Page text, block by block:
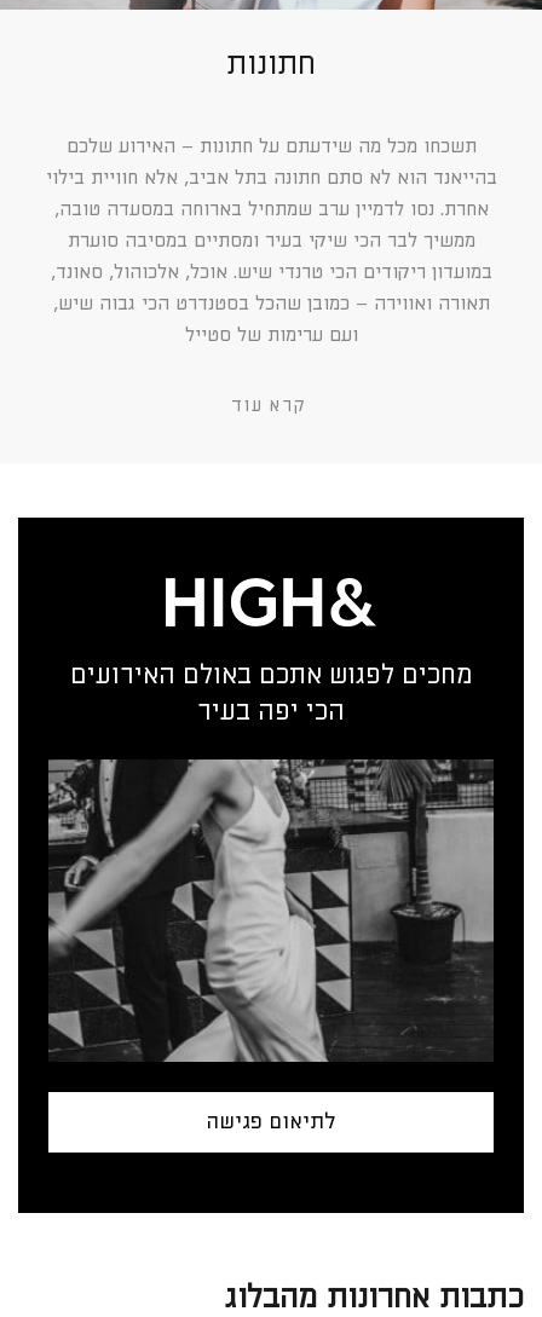
חתונות
תשכחו מכל מה שידעתם על חתונות – האירוע שלכם
בהייאנד הוא לא סתם חתונה בתל אביב, אלא חוויית בילוי
אחרת. נסו לדמיין ערב שמתחיל בארוחה במסעדה טובה,
ממשיך לבר הכי שיקי בעיר ומסתיים במסיבה סוערת
במועדון ריקודים הכי טרנדי שיש. אוכל, אלכוהול, סאונד,
תאורה ואווירה – כמובן שהכל בסטנדרט הכי גבוה שיש,
ועם ערימות של סטייל
קרא עוד
מחכים לפגוש אתכם באולם האירועים
הכי יפה בעיר
לתיאום פגישה
כתבות אחרונות מהבלוג